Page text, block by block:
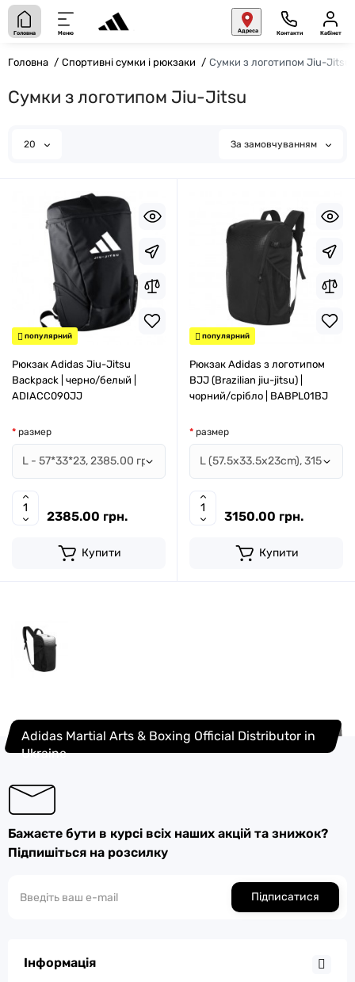
Головна Меню Адреса Контакти Кабінет
Головна Спортивні сумки і рюкзаки Сумки з логотипом Jiu-Jitsu
Сумки з логотипом Jiu-Jitsu
20 За замовчуванням
популярний
Рюкзак Adidas Jiu-Jitsu
Backpack | черно/белый |
ADIACC090JJ
размер
2385.00 грн.
Купити
популярний
Рюкзак Adidas з логотипом
BJJ (Brazilian jiu-jitsu) |
чорний/срібло | BABPL01BJ
размер
3150.00 грн.
Купити
Adidas Martial Arts & Boxing Official Distributor in
Ukraine
Бажаєте бути в курсі всіх наших акцій та знижок?
Підпишіться на розсилку
Підписатися
Інформація